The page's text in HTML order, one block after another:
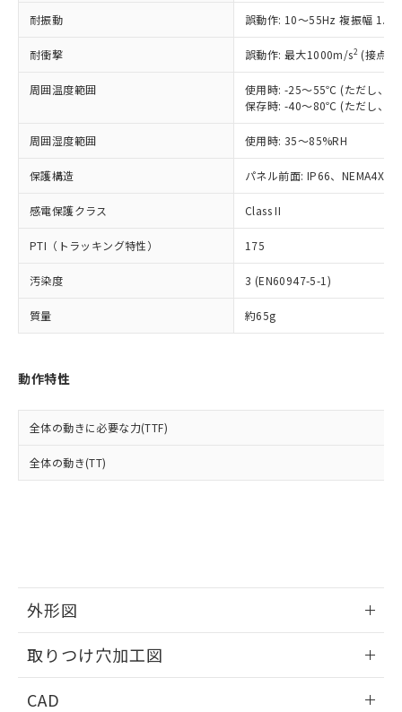
耐振動 誤動作: 10～55Hz 複振幅
耐衝撃 誤動作: 最大1000m/s2 (接点
周囲温度範囲
使用時: -25～55℃ (ただし、氷
保存時: -40～80℃ (ただし、氷
周囲湿度範囲 使用時: 35～85%RH
保護構造 パネル前面: IP66、NEMA4X,
感電保護クラス Class II
PTI（トラッキング特性） 175
汚染度 3 (EN60947-5-1)
質量 約65g
動作特性
全体の動きに必要な力(TTF)
全体の動き(TT)
外形図
取りつけ穴加工図
CAD
記載している更新日時点での社内デー
タに基づき作成されるものであり、閲
覧された時点での実際の在庫および標
準価格とは異なる場合があることをご
正式な納期状況および標準価格はお客
様のお取引先、またはお客様担当のオ
ムロン制御機器販売店・当社販売員に
オムロン制御機器販売店や当社販売拠
販売ネットワーク
」をご確認
ください。
在庫状況および標準価格結果を当社の
事前の承諾なく第三者に漏洩または開
示しないようお願いします。
マイパーツ機能（部品リスト作成サー
ビス）をご利用いただくには、I-Web
メンバーズにご登録されている必要が
および当社の共同利用者が、当社の製
品・サービスに関するお客様との取
をご了承ください。
※当社の共同利用者とは、"個人情報
鉛(Pb) 1000ppm以下、 水銀(Hg) 1000ppm以下、 カド
六価クロム(Cr(Ⅵ)) 1000ppm以下、ポリ臭化ビフェニル
類(PBB) 1000ppm以下、ポリ臭化ジフェニルエーテル類
(PBDE) 1000ppm以下、フタル酸ビス(2-エチルヘキシ
ル) (DEHP)(別名：DOP) 1000ppm以下、フタル酸ブチ
ルベンジル（BBP） 1000ppm以下、フタル酸ジブチル
（DBP） 1000ppm以下、フタル酸ジイソブチル
(DIBP) 1000ppm以下
但し、RoHS指令で産業用監視および制御機器に対する
適用除外項目は除く。
フタル酸エステル類の４物質については閾値を超える意
図的な使用がないことを確認しています。
※2 対応予定月
部品在庫の切り替え状況などにより、予定
月が前後することがあります。
下記の非含有証明書をダウンロードするこ
とができます。
EU RoHS指令（10物質）の非含有証明書
物質の対応では、対応完了までの期間は出
荷製品に未対応品が混在することから備考
既に当社にて対応品への在庫切替を完了
していることから、特段のことがない限
り、2022年1月12日より割愛しておりま
*中国RoHS10物質の基準値 (GB/T26572)：
Pb(鉛) :1000ppm、 Hg(水銀) : 1000ppm、 Cd(カドミウ
Cr(Ⅵ)(六価クロム) : 1000ppm、 PBBs(ポリ臭化ビフェ
ニル類) : 1000ppm、 PBDEs(ポリ臭化ジフェニルエーテ
ル) : 1000ppm、
DEHP(フタル酸ビス(2-エチルヘキシル)) : 1000ppm
※2 環境保護使用期限
「ｅ」：有害物質（10物質）のすべてが基
準値以下であることを示します。
「10」：通常の使用状況下において有害物
質が外部に漏えいし、環境に深刻な影響を
及ぼさない年数を意味します。
（以下｢規制貨物等」という）を輸出
または国外への提供する場合は、日本
国政府の輸出許可(または役務取引許
可)を取得するなどの必要な手続きを
当社は規制貨物を破棄する場合は、完
全に破砕するなど、違法に輸出されな
いよう必要な手段を講じます。
当社は貴社製品を、核兵器、ミサイ
ル、化学兵器、生物兵器またはその他
武器並びにこれらの製造装置等に一切
使用いたしません。
当社は、貴社製品を第三者に販売する
場合は、上記1、2および3の内容を当
該第三者に通知します。また当社は、
販売先および販売に係わる関係者が違
法に輸出するおそれがある場合は、取
り引きをいたしません。
○ 一定数以上の在庫あり
△ 一定数には満たないが在庫あり
在庫なし(最新の在庫状況につ
いては、お客様のお取引先、ま
たはお客様担当のオムロン制御
機器販売店・当社販売員にご確
認ください)
受注生産機種、また在庫状況の
情報を公開していない機種